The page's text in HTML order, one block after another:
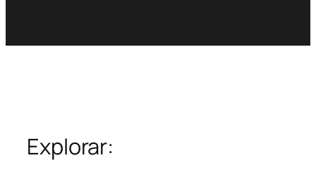
Explorar: